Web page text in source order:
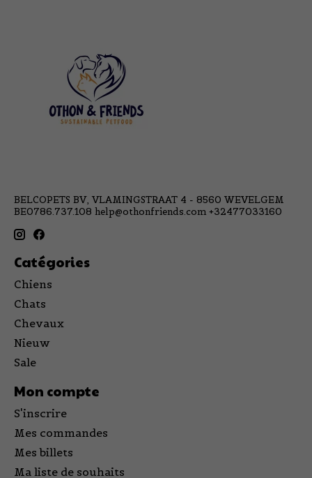
BELCOPETS BV, VLAMINGSTRAAT 4 - 8560 WEVELGEM
BE0786.737.108 help@othonfriends.com +32477033160
Catégories
Chiens
Chats
Chevaux
Nieuw
Sale
Mon compte
S'inscrire
Mes commandes
Mes billets
Ma liste de souhaits